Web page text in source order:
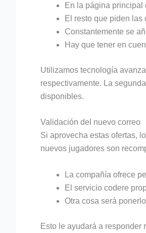
En la página principal
El resto que piden
Constantemente se
Hay que tener en
Utilizamos tecnología
respectivamente. La
disponibles.
Validación del nuevo correo
Si aprovecha estas ofertas,
nuevos jugadores son
La compañía ofrece
El servicio codere
Otra cosa será
Esto le ayudará a responder